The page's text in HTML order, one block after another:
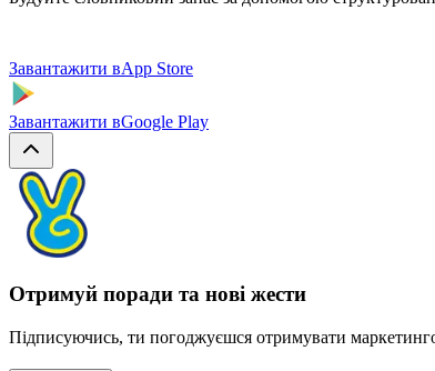
Завантажити вApp Store
Завантажити вGoogle Play
Отримуй поради та нові жести
Підписуючись, ти погоджуєшся отримувати